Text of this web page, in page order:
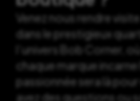
Venez nous rendre
dans le prestigieux
l’univers Bob Corner,
chaque marque
passionnée sera là
avez des questions ou